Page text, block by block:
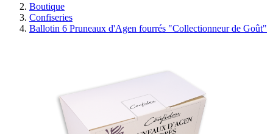
Boutique
Confiseries
Ballotin 6 Pruneaux d'Agen fourrés "Collectionneur de Goût"